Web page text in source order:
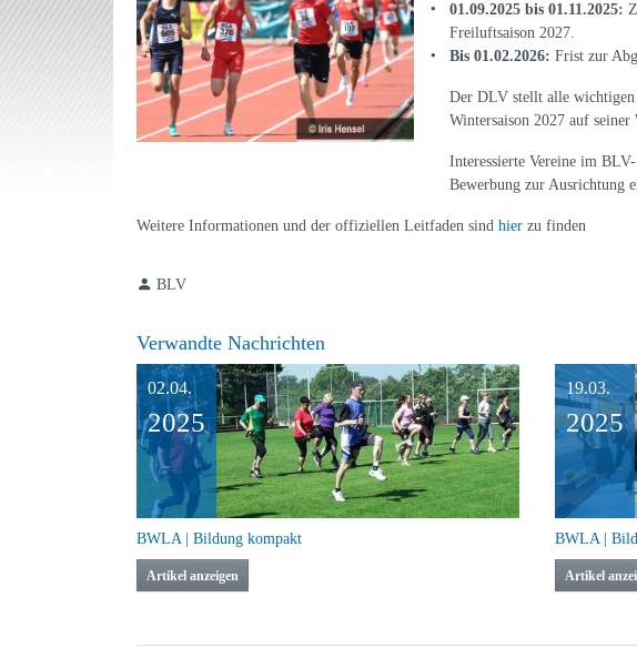
01.09.2025 bis 01.11.2025:
Freiluftsaison 2027.
Bis 01.02.2026: Frist zur
Der DLV stellt alle wichtigen
Wintersaison 2027 auf seiner
Interessierte Vereine im
Bewerbung zur Ausrichtung
Weitere Informationen und der offiziellen Leitfaden sind hier zu finden
BLV
Verwandte Nachrichten
02.04.
2025
BWLA | Bildung kompakt
Artikel anzeigen
19.03.
2025
BWLA |
Artikel